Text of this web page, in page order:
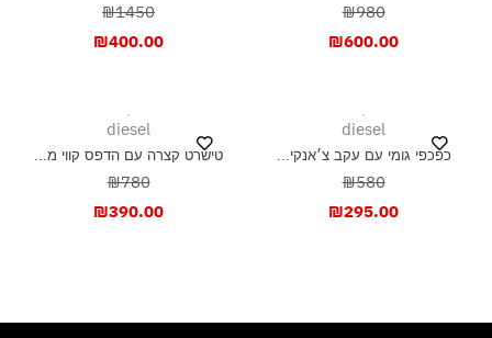
₪980
₪600.00
₪1450
₪400.00
diesel
כפכפי גומי עם עקב צ׳אנקי...
₪580
₪295.00
diesel
טישרט קצרה עם הדפס קווי מ...
₪780
₪390.00